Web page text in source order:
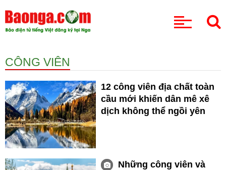
CÔNG VIÊN
12 công viên địa chất toàn
cầu mới khiến dân mê xê
dịch không thể ngồi yên
Những công viên và